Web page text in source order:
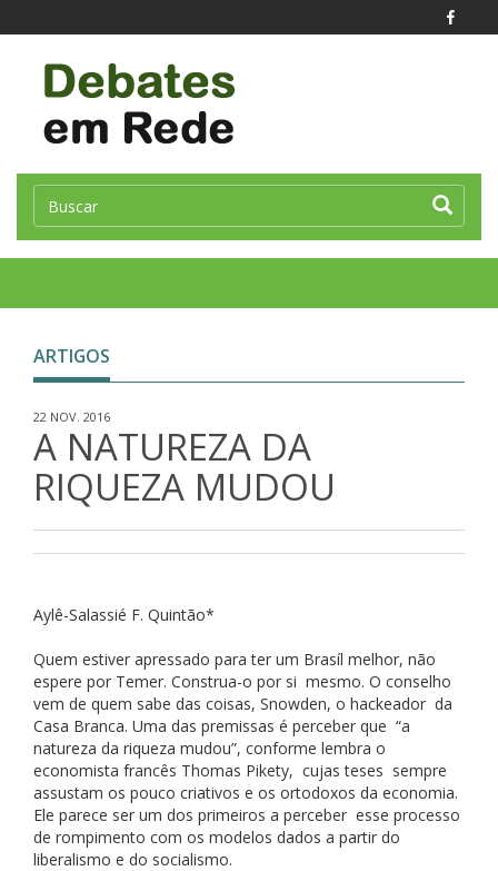
ARTIGOS
22 NOV. 2016
A NATUREZA DA
RIQUEZA MUDOU
Aylê-Salassié F. Quintão*
Quem estiver apressado para ter um Brasíl melhor, não
espere por Temer. Construa-o por si mesmo. O conselho
vem de quem sabe das coisas, Snowden, o hackeador da
Casa Branca. Uma das premissas é perceber que “a
natureza da riqueza mudou”, conforme lembra o
economista francês Thomas Pikety, cujas teses sempre
assustam os pouco criativos e os ortodoxos da economia.
Ele parece ser um dos primeiros a perceber esse processo
de rompimento com os modelos dados a partir do
liberalismo e do socialismo.